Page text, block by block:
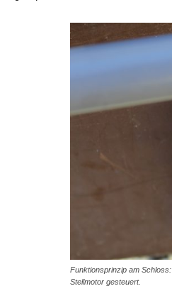
Funktionsprinzip am
Stellmotor gesteuert.